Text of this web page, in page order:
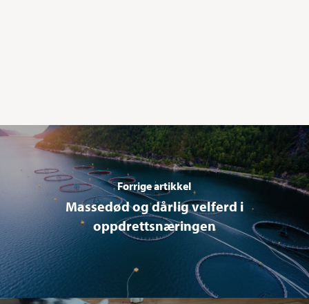
Forrige artikkel
Massedød og dårlig velferd i
oppdrettsnæringen